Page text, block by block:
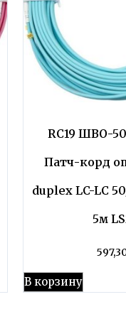
RC19 ШВО-
Патч-корд
duplex LC-LC
5м
В корзину